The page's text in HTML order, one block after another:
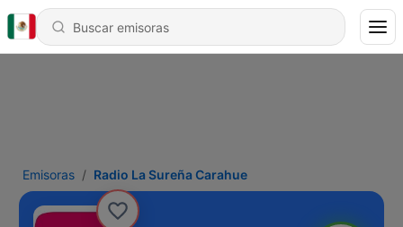
Emisoras Radio La Sureña Carahue